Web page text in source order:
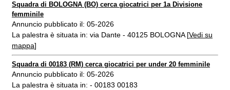
Squadra di BOLOGNA (BO) cerca giocatrici per 1a Divisione
femminile
Annuncio pubblicato il: 05-2026
La palestra è situata in: via Dante - 40125 BOLOGNA [Vedi su
mappa]
Squadra di 00183 (RM) cerca giocatrici per under 20 femminile
Annuncio pubblicato il: 05-2026
La palestra è situata in: - 00183 00183